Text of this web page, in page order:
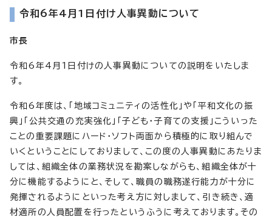
令和6年4月1日付け人事異動について
市長
令和6年4月1日付けの人事異動についての説明をいたしま
す。
令和6年度は、「地域コミュニティの活性化」や「平和文化の振
興」「公共交通の充実強化」「子ども・子育ての支援」こういった
ことの重要課題にハード・ソフト両面から積極的に取り組んで
いくということにしておりまして、この度の人事異動にあたりま
しては、組織全体の業務状況を勘案しながらも、組織全体が十
分に機能するようにと、そして、職員の職務遂行能力が十分に
発揮されるようにといった考え方に対しまして、引き続き、適
材適所の人員配置を行ったというふうに考えております。その